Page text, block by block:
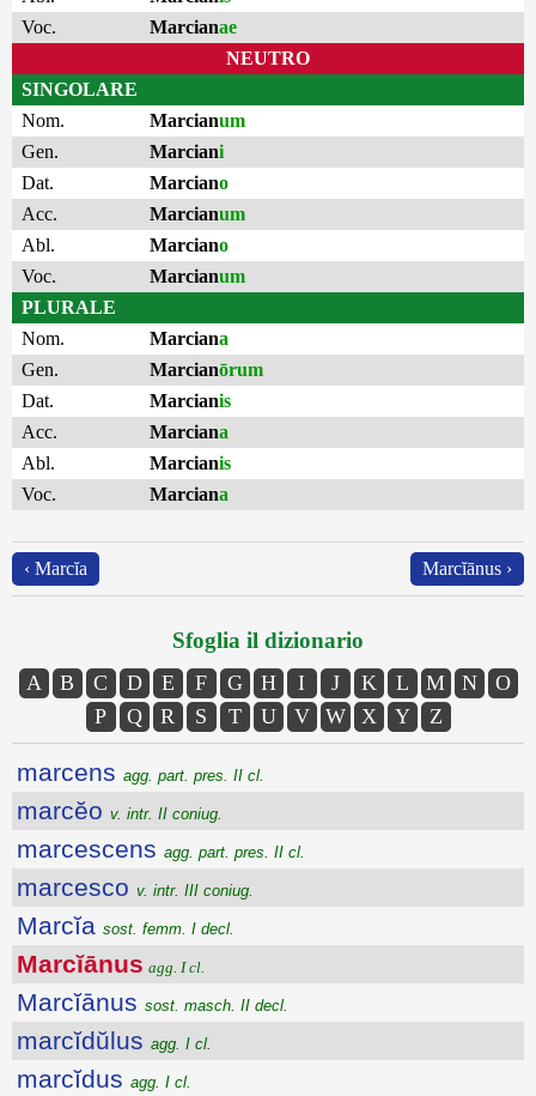
Voc.
Marcianae
NEUTRO
SINGOLARE
Nom.
Marcianum
Gen.
Marciani
Dat.
Marciano
Acc.
Marcianum
Abl.
Marciano
Voc.
Marcianum
PLURALE
Nom.
Marciana
Gen.
Marcianōrum
Dat.
Marcianis
Acc.
Marciana
Abl.
Marcianis
Voc.
Marciana
‹ Marcĭa Marcĭānus ›
Sfoglia il dizionario
A B C D E F G H I J K L M N
O
P
Q R S T U V W X Y Z
marcens agg. part. pres. II cl.
marcĕo v. intr. II coniug.
marcescens agg. part. pres. II cl.
marcesco v. intr. III coniug.
Marcĭa sost. femm. I decl.
Marcĭānus agg. I cl.
Marcĭānus sost. masch. II decl.
marcĭdŭlus agg. I cl.
marcĭdus agg. I cl.